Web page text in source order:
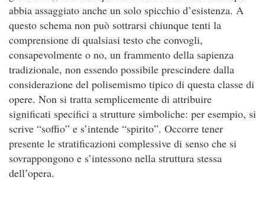
abbia assaggiato anche un solo spicchio d’esistenza. A
questo schema non può sottrarsi chiunque tenti la
comprensione di qualsiasi testo che convogli,
consapevolmente o no, un frammento della sapienza
tradizionale, non essendo possibile prescindere dalla
considerazione del polisemismo tipico di questa classe di
opere. Non si tratta semplicemente di attribuire
significati specifici a strutture simboliche: per esempio, si
scrive “soffio” e s’intende “spirito”. Occorre tener
presente le stratificazioni complessive di senso che si
sovrappongono e s’intessono nella struttura stessa
dell’opera.